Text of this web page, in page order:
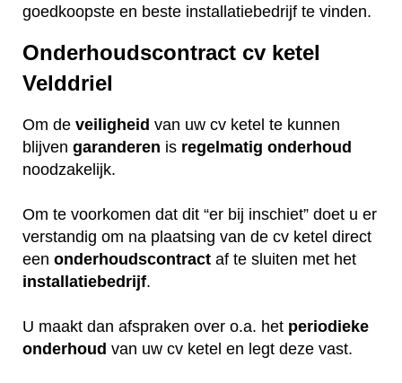
goedkoopste en beste installatiebedrijf te vinden.
Onderhoudscontract cv ketel
Velddriel
Om de veiligheid van uw cv ketel te kunnen
blijven garanderen is regelmatig onderhoud
noodzakelijk.
Om te voorkomen dat dit “er bij inschiet” doet u er
verstandig om na plaatsing van de cv ketel direct
een onderhoudscontract af te sluiten met het
installatiebedrijf.
U maakt dan afspraken over o.a. het periodieke
onderhoud van uw cv ketel en legt deze vast.